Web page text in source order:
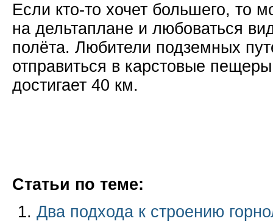
Если кто-то хочет большего, то
на дельтаплане и любоваться
полёта. Любители подземных
отправиться в карстовые
достигает 40 км.
Статьи по теме:
Два подхода к строению